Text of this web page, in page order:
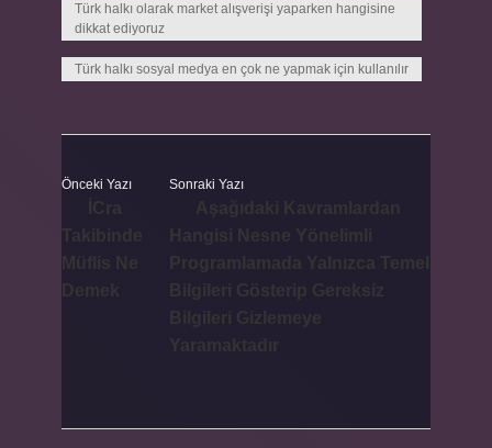
Türk halkı olarak market alışverişi yaparken hangisine
dikkat ediyoruz
Türk halkı sosyal medya en çok ne yapmak için kullanılır
Önceki Yazı Sonraki Yazı